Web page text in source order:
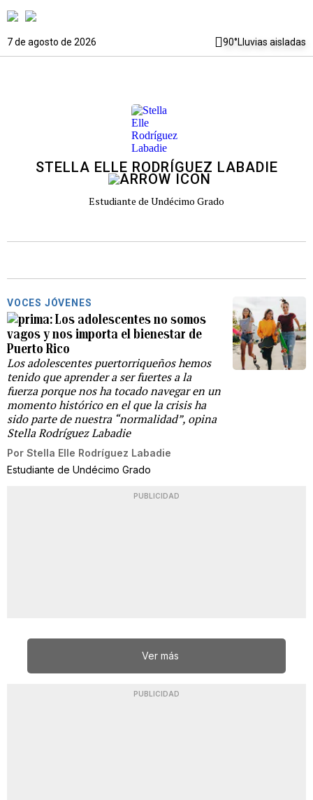
7 de agosto de 2026 90°Lluvias aisladas
STELLA ELLE RODRÍGUEZ LABADIE
Estudiante de Undécimo Grado
VOCES JÓVENES
Los adolescentes no somos
vagos y nos importa el bienestar de
Puerto Rico
Los adolescentes puertorriqueños hemos
tenido que aprender a ser fuertes a la
fuerza porque nos ha tocado navegar en un
momento histórico en el que la crisis ha
sido parte de nuestra “normalidad”, opina
Stella Rodríguez Labadie
Por Stella Elle Rodríguez Labadie
Estudiante de Undécimo Grado
PUBLICIDAD
Ver más
PUBLICIDAD